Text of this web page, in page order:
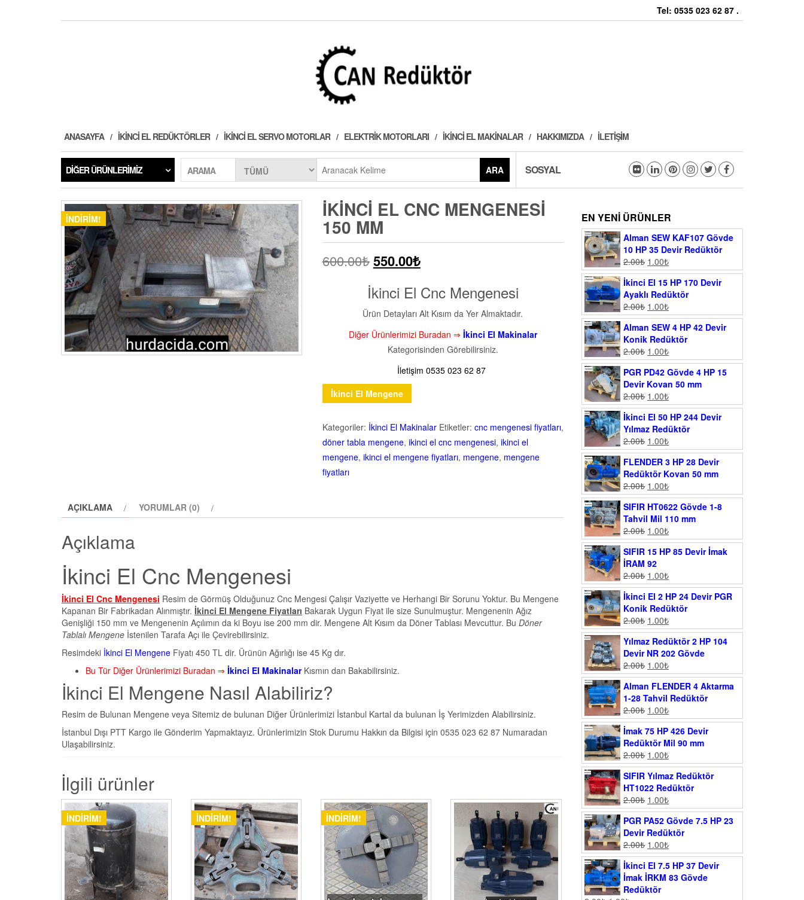
Tel: 0535 023 62 87 .
ANASAYFA İKINCI EL REDÜKTÖRLER İKINCI EL SERVO MOTORLAR ELEKTRIK MOTORLARI İKINCI EL MAKINALAR HAKKIMIZDA İLETIŞIM
DIĞER ÜRÜNLERIMIZ ARAMA ARA SOSYAL
İNDIRIM! İKINCI EL CNC MENGENESI
150 MM
600.00₺550.00₺
İkinci El Cnc Mengenesi
Ürün Detayları Alt Kısım da Yer Almaktadır.
Diğer Ürünlerimizi Buradan ⇒ İkinci El Makinalar
Kategorisinden Görebilirsiniz.
İletişim 0535 023 62 87
İkinci El Mengene
Kategoriler: İkinci El Makinalar Etiketler: cnc mengenesi fiyatları,
döner tabla mengene, ikinci el cnc mengenesi, ikinci el
mengene, ikinci el mengene fiyatları, mengene, mengene
fiyatları
AÇIKLAMA YORUMLAR (0)
Açıklama
İkinci El Cnc Mengenesi
İkinci El Cnc Mengenesi Resim de Görmüş Olduğunuz Cnc Mengesi Çalışır Vaziyette ve Herhangi Bir Sorunu Yoktur. Bu Mengene
Kapanan Bir Fabrikadan Alınmıştır. İkinci El Mengene Fiyatları Bakarak Uygun Fiyat ile size Sunulmuştur. Mengenenin Ağız
Genişliği 150 mm ve Mengenenin Açılımın da ki Boyu ise 200 mm dir. Mengene Alt Kısım da Döner Tablası Mevcuttur. Bu Döner
Tablalı Mengene İstenilen Tarafa Açı ile Çevirebilirsiniz.
Resimdeki İkinci El Mengene Fiyatı 450 TL dir. Ürünün Ağırlığı ise 45 Kg dır.
Bu Tür Diğer Ürünlerimizi Buradan ⇒ İkinci El Makinalar Kısmın dan Bakabilirsiniz.
İkinci El Mengene Nasıl Alabiliriz?
Resim de Bulunan Mengene veya Sitemiz de bulunan Diğer Ürünlerimizi İstanbul Kartal da bulunan İş Yerimizden Alabilirsiniz.
İstanbul Dışı PTT Kargo ile Gönderim Yapmaktayız. Ürünlerimizin Stok Durumu Hakkın da Bilgisi için 0535 023 62 87 Numaradan
Ulaşabilirsiniz.
İlgili ürünler
İNDIRIM! İNDIRIM! İNDIRIM!
EN YENI ÜRÜNLER
Alman SEW KAF107 Gövde
10 HP 35 Devir Redüktör
2.00₺ 1.00₺
İkinci El 15 HP 170 Devir
Ayaklı Redüktör
2.00₺ 1.00₺
Alman SEW 4 HP 42 Devir
Konik Redüktör
2.00₺ 1.00₺
PGR PD42 Gövde 4 HP 15
Devir Kovan 50 mm
2.00₺ 1.00₺
İkinci El 50 HP 244 Devir
Yılmaz Redüktör
2.00₺ 1.00₺
FLENDER 3 HP 28 Devir
Redüktör Kovan 50 mm
2.00₺ 1.00₺
SIFIR HT0622 Gövde 1-8
Tahvil Mil 110 mm
2.00₺ 1.00₺
SIFIR 15 HP 85 Devir İmak
İRAM 92
2.00₺ 1.00₺
İkinci El 2 HP 24 Devir PGR
Konik Redüktör
2.00₺ 1.00₺
Yılmaz Redüktör 2 HP 104
Devir NR 202 Gövde
2.00₺ 1.00₺
Alman FLENDER 4 Aktarma
1-28 Tahvil Redüktör
2.00₺ 1.00₺
İmak 75 HP 426 Devir
Redüktör Mil 90 mm
2.00₺ 1.00₺
SIFIR Yılmaz Redüktör
HT1022 Redüktör
2.00₺ 1.00₺
PGR PA52 Gövde 7.5 HP 23
Devir Redüktör
2.00₺ 1.00₺
İkinci El 7.5 HP 37 Devir
İmak İRKM 83 Gövde
Redüktör